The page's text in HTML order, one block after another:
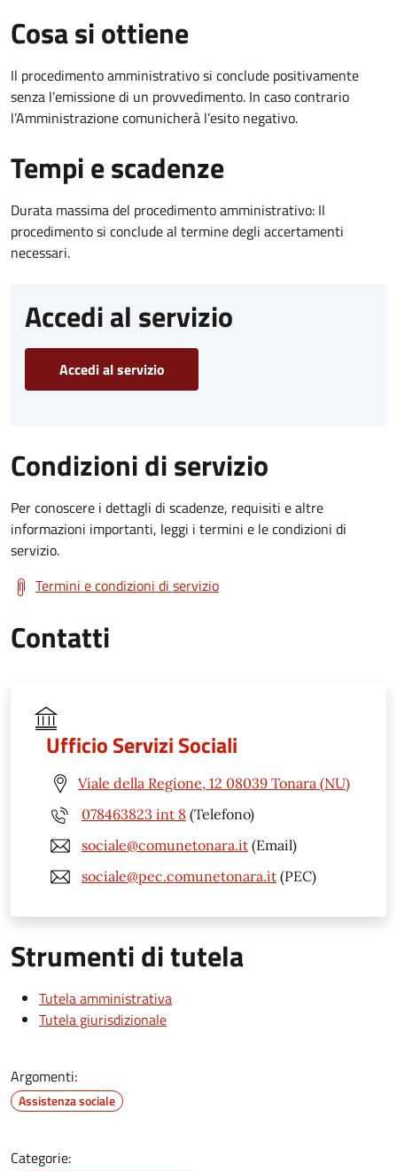
Cosa si ottiene
Il procedimento amministrativo si conclude positivamente
senza l’emissione di un provvedimento. In caso contrario
l’Amministrazione comunicherà l’esito negativo.
Tempi e scadenze
Durata massima del procedimento amministrativo: Il
procedimento si conclude al termine degli accertamenti
necessari.
Accedi al servizio
Accedi al servizio
Condizioni di servizio
Per conoscere i dettagli di scadenze, requisiti e altre
informazioni importanti, leggi i termini e le condizioni di
servizio.
Termini e condizioni di servizio
Contatti
Ufficio Servizi Sociali
Viale della Regione, 12 08039 Tonara (NU)
078463823 int 8 (Telefono)
sociale@comunetonara.it (Email)
sociale@pec.comunetonara.it (PEC)
Strumenti di tutela
Tutela amministrativa
Tutela giurisdizionale
Argomenti:
Assistenza sociale
Categorie: